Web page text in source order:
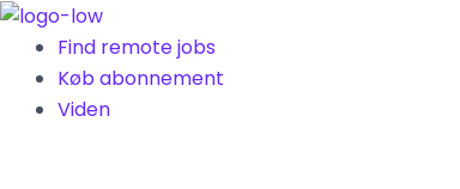
Gå
indholdet
Find remote jobs
Køb abonnement
Viden